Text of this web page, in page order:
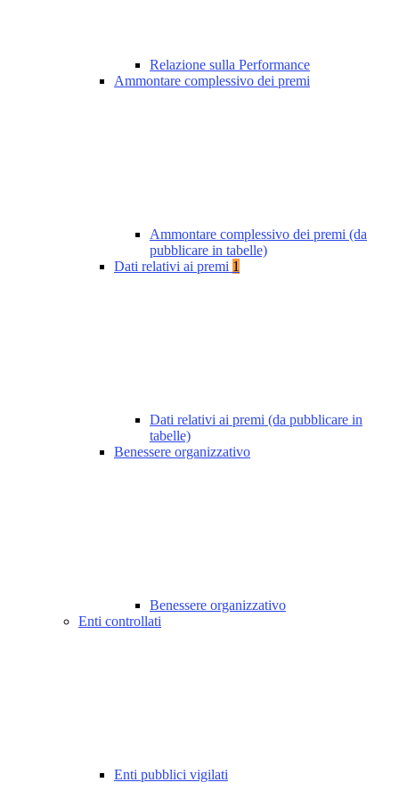
Relazione sulla Performance
Ammontare complessivo dei premi
Ammontare complessivo dei premi (da
pubblicare in tabelle)
Dati relativi ai premi 1
Dati relativi ai premi (da pubblicare in
tabelle)
Benessere organizzativo
Benessere organizzativo
Enti controllati
Enti pubblici vigilati